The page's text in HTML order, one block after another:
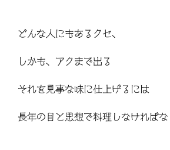
どんな人にもあるクセ、
しかも、アクまで出る
それを見事な味に仕上げるには
長年の目と思想で料理しなければな